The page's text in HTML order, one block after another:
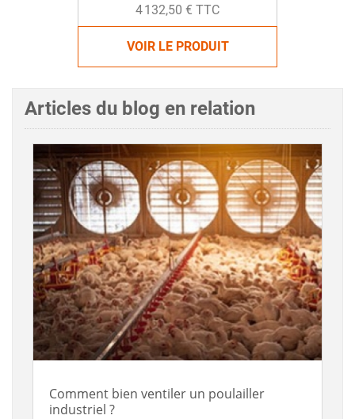
4 132,50 € TTC
VOIR LE PRODUIT
Articles du blog en relation
Comment bien ventiler un poulailler
industriel ?